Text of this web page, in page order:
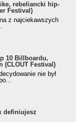
rebeliancki hip-
Festival)
z najciekawszych
10 Billboardu,
(CLOUT Festival)
nie był
definiujesz